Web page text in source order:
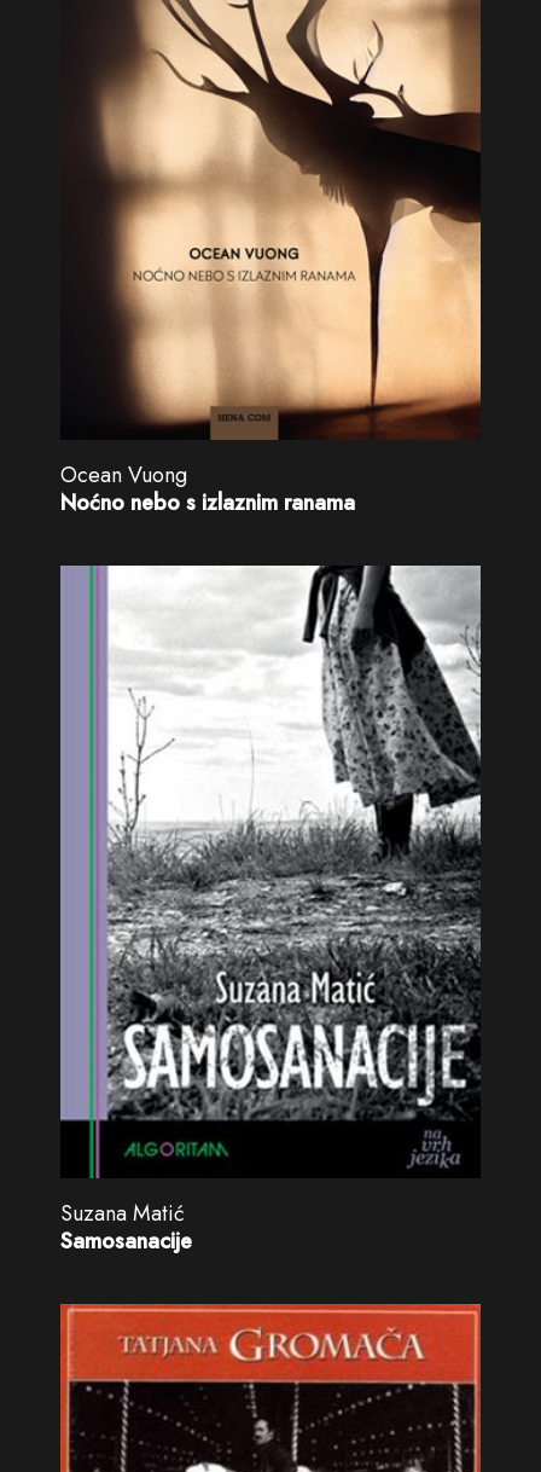
Ocean Vuong
Noćno nebo s izlaznim ranama
Suzana Matić
Samosanacije